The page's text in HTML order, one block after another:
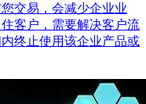
交易，会减少企业业
客户，需要解决客户流
终止使用该企业产品或